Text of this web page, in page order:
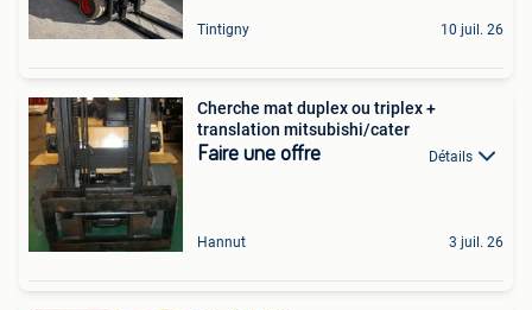
Tintigny 10 juil. 26
Cherche mat duplex ou triplex +
translation mitsubishi/cater
Faire une offre Détails
Hannut 3 juil. 26